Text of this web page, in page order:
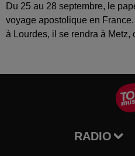
Du 25 au 28 septembre, le
voyage apostolique en
à Lourdes, il se rendra à Metz,
RADIO